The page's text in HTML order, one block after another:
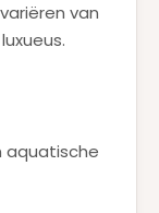
van
aquatische